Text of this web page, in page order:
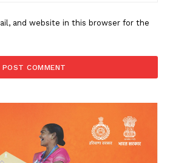
and website in this browser for the